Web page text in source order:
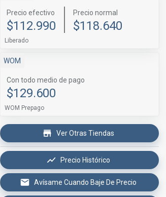
Precio efectivo
$112.990
Precio normal
$118.640
Liberado
WOM
Con todo medio de pago
$129.600
WOM Prepago
Ver Otras Tiendas
Precio Histórico
Avísame Cuando Baje De Precio